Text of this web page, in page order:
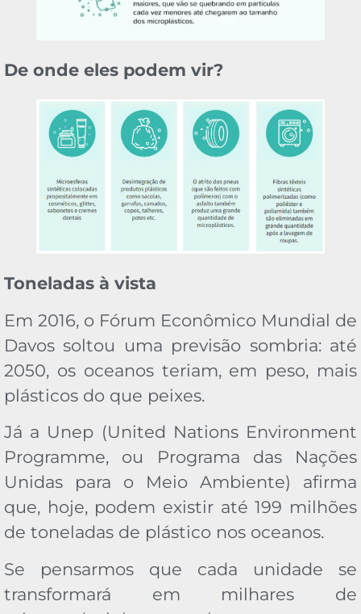
De onde eles podem vir?
Toneladas à vista
Em 2016, o Fórum Econômico Mundial de
Davos soltou uma previsão sombria: até
2050, os oceanos teriam, em peso, mais
plásticos do que peixes.
Já a Unep (United Nations Environment
Programme, ou Programa das Nações
Unidas para o Meio Ambiente) afirma
que, hoje, podem existir até 199 milhões
de toneladas de plástico nos oceanos.
Se pensarmos que cada unidade se
transformará em milhares de